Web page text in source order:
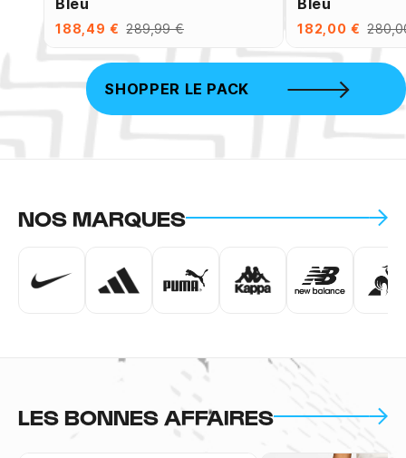
Bleu
188,49 € 289,99 €
Bleu
182,00 €
SHOPPER LE PACK
NOS MARQUES
LES BONNES AFFAIRES